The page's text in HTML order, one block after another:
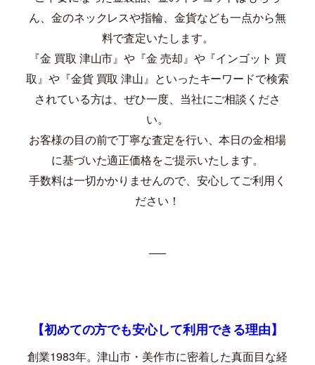
ん、金のネックレスや指輪、金貨なども一点から無
料で査定いたします。
『金 買取 津山市』や『金 売却』や『インゴット 買
取』や『金貨 買取 津山』といったキーワードで検索
されている方は、ぜひ一度、当社にご相談くださ
い。
お客様の目の前で丁寧な査定を行い、本日の金相場
に基づいた適正価格をご提示いたします。
手数料は一切かかりませんので、安心してご利用く
ださい！
—–
【初めての方でも安心して利用できる理由】
創業1983年。津山市・美作市に密着した真面目な経